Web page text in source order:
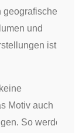
und
ist
Motiv auch
So werden